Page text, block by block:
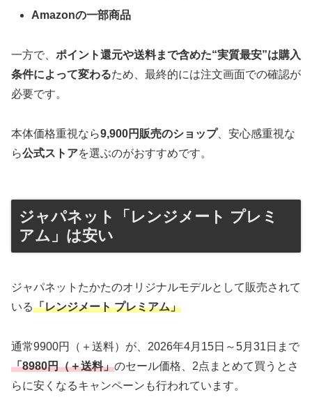
Amazonの一部商品
一方で、 ポイント還元や送料まで含めた“実質最安”は購入
条件によって変わるため、最終的には注文画面での確認が
必要です。
本体価格重視なら9,900円販売のショップ、安心感重視な
ら公式ストアを選ぶのがおすすめです。
ジャパネット「レンジメート プレミ
アム」は安い
ジャパネットたかたのオリジナルモデルとして販売されて
いる「レンジメート プレミアム」
通常9900円（＋送料）が、2026年4月15日～5月31日まで
「8980円（＋送料」のセール価格、2点まとめて買うとさ
らに安くなるキャンペーンも行われています。